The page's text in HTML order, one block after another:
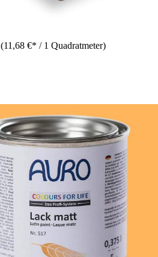
(11,68 €* / 1 Quadratmeter)